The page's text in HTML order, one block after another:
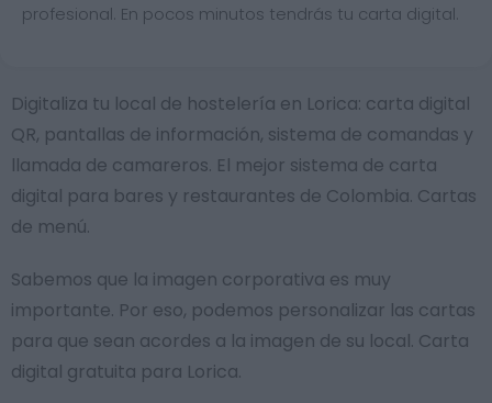
profesional. En pocos minutos tendrás tu carta digital.
Digitaliza tu local de hostelería en Lorica: carta digital
QR, pantallas de información, sistema de comandas y
llamada de camareros. El mejor sistema de carta
digital para bares y restaurantes de Colombia. Cartas
de menú.
Sabemos que la imagen corporativa es muy
importante. Por eso, podemos personalizar las cartas
para que sean acordes a la imagen de su local. Carta
digital gratuita para Lorica.